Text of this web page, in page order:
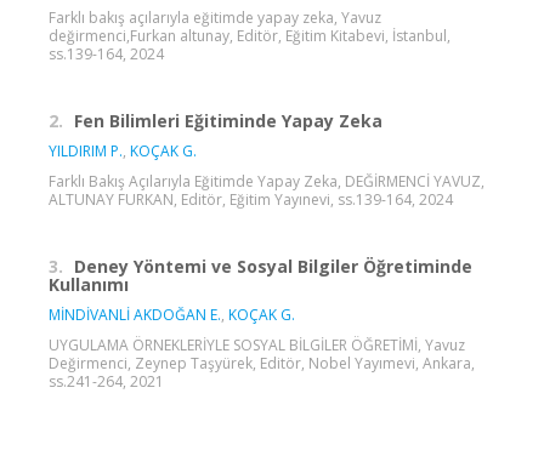
Farklı bakış açılarıyla eğitimde yapay zeka, Yavuz
değirmenci,Furkan altunay, Editör, Eğitim Kitabevi, İstanbul,
ss.139-164, 2024
2. Fen Bilimleri Eğitiminde Yapay Zeka
YILDIRIM P., KOÇAK G.
Farklı Bakış Açılarıyla Eğitimde Yapay Zeka, DEĞİRMENCİ YAVUZ,
ALTUNAY FURKAN, Editör, Eğitim Yayınevi, ss.139-164, 2024
3. Deney Yöntemi ve Sosyal Bilgiler Öğretiminde
Kullanımı
MİNDİVANLİ AKDOĞAN E., KOÇAK G.
UYGULAMA ÖRNEKLERİYLE SOSYAL BİLGİLER ÖĞRETİMİ, Yavuz
Değirmenci, Zeynep Taşyürek, Editör, Nobel Yayımevi, Ankara,
ss.241-264, 2021